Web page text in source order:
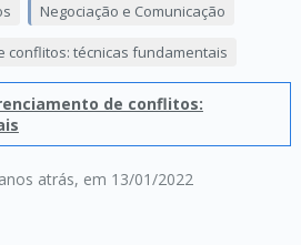
atrás, em 13/01/2022
Negociação e Comunicação
conflitos: técnicas fundamentais
de conflitos: